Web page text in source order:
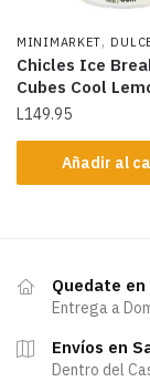
MINIMARKET,
Chicles Ice
Cubes Cool
L149.95
Añadir al
Quedate en
Entrega a
Envíos en
Dentro del